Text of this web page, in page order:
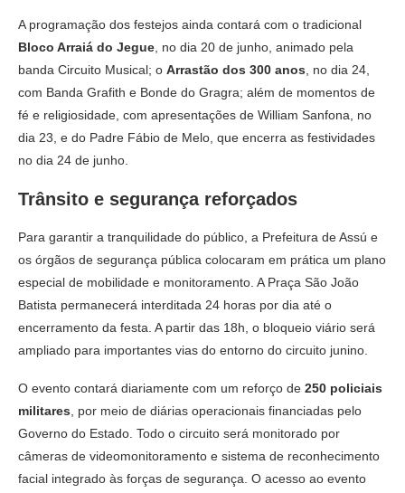
A programação dos festejos ainda contará com o tradicional
Bloco Arraiá do Jegue, no dia 20 de junho, animado pela
banda Circuito Musical; o Arrastão dos 300 anos, no dia 24,
com Banda Grafith e Bonde do Gragra; além de momentos de
fé e religiosidade, com apresentações de William Sanfona, no
dia 23, e do Padre Fábio de Melo, que encerra as festividades
no dia 24 de junho.
Trânsito e segurança reforçados
Para garantir a tranquilidade do público, a Prefeitura de Assú e
os órgãos de segurança pública colocaram em prática um plano
especial de mobilidade e monitoramento. A Praça São João
Batista permanecerá interditada 24 horas por dia até o
encerramento da festa. A partir das 18h, o bloqueio viário será
ampliado para importantes vias do entorno do circuito junino.
O evento contará diariamente com um reforço de 250 policiais
militares, por meio de diárias operacionais financiadas pelo
Governo do Estado. Todo o circuito será monitorado por
câmeras de videomonitoramento e sistema de reconhecimento
facial integrado às forças de segurança. O acesso ao evento